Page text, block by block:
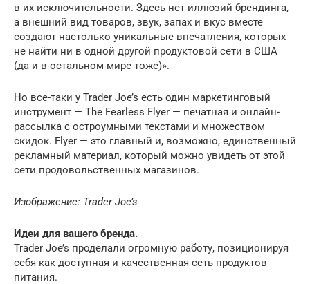
в их исключительности. Здесь нет иллюзий брендинга,
а внешний вид товаров, звук, запах и вкус вместе
создают настолько уникальные впечатления, которых
не найти ни в одной другой продуктовой сети в США
(да и в остальном мире тоже)».
Но все-таки у Trader Joe’s есть один маркетинговый
инструмент — The Fearless Flyer — печатная и онлайн-
рассылка с остроумными текстами и множеством
скидок. Flyer — это главный и, возможно, единственный
рекламный материал, который можно увидеть от этой
сети продовольственных магазинов.
Изображение: Trader Joe’s
Идеи для вашего бренда.
Trader Joe’s проделали огромную работу, позиционируя
себя как доступная и качественная сеть продуктов
питания.